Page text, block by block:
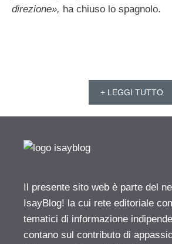
direzione», ha chiuso lo spagnolo.
+ LEGGI TUTTO
Il presente sito web è parte del
IsayBlog! la cui rete editoriale
tematici di informazione
contano sul contributo di